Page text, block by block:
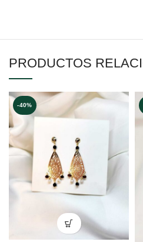
PRODUCTOS
-40%